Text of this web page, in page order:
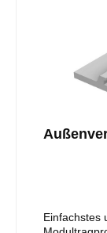
Einfachstes